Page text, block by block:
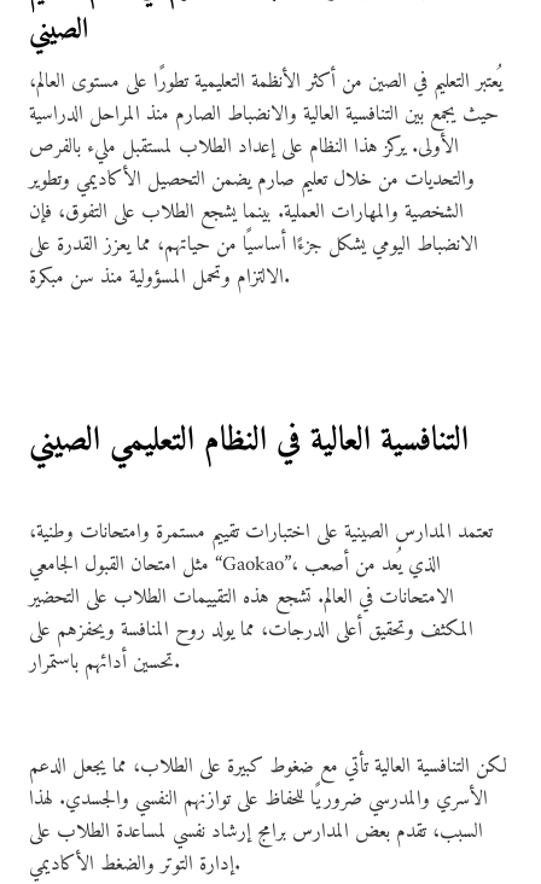
الصيني
يُعتبر التعليم في الصين من أكثر الأنظمة التعليمية تطورًا على مستوى العالم،
حيث يجمع بين التنافسية العالية والانضباط الصارم منذ المراحل الدراسية
الأولى. يركز هذا النظام على إعداد الطلاب لمستقبل مليء بالفرص
والتحديات من خلال تعليم صارم يضمن التحصيل الأكاديمي وتطوير
الشخصية والمهارات العملية. بينما يشجع الطلاب على التفوق، فإن
الانضباط اليومي يشكل جزءًا أساسيًا من حياتهم، مما يعزز القدرة على
الالتزام وتحمل المسؤولية منذ سن مبكرة.
التنافسية العالية في النظام التعليمي الصيني
تعتمد المدارس الصينية على اختبارات تقييم مستمرة وامتحانات وطنية،
مثل امتحان القبول الجامعي “Gaokao”، الذي يُعد من أصعب
الامتحانات في العالم. تشجع هذه التقييمات الطلاب على التحضير
المكثف وتحقيق أعلى الدرجات، مما يولد روح المنافسة ويحفزهم على
تحسين أدائهم باستمرار.
لكن التنافسية العالية تأتي مع ضغوط كبيرة على الطلاب، مما يجعل الدعم
الأسري والمدرسي ضروريًا للحفاظ على توازنهم النفسي والجسدي. لهذا
السبب، تقدم بعض المدارس برامج إرشاد نفسي لمساعدة الطلاب على
إدارة التوتر والضغط الأكاديمي.